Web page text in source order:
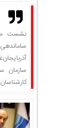
نشست
سازمان